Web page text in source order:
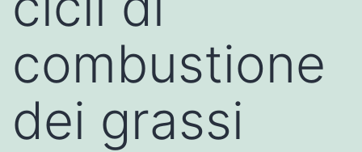
combustione
dei grassi